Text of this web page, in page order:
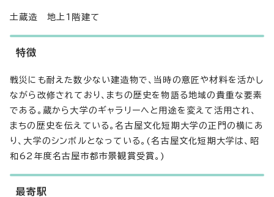
土蔵造 地上1階建て
特徴
戦災にも耐えた数少ない建造物で、当時の意匠や材料を活かし
ながら改修されており、まちの歴史を物語る地域の貴重な要素
である。蔵から大学のギャラリーへと用途を変えて活用され、
まちの歴史を伝えている。名古屋文化短期大学の正門の横にあ
り、大学のシンボルとなっている。(名古屋文化短期大学は、昭
和62年度名古屋市都市景観賞受賞。)
最寄駅